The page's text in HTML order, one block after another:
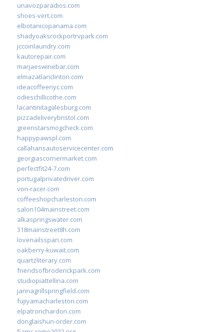
unavozparadios.com
shoes-vert.com
elbotanicopanama.com
shadyoaksrockportrvpark.com
jccoinlaundry.com
kautorepair.com
marjaeswinebar.com
elmazatlanclinton.com
ideacoffeenyc.com
odieschillicothe.com
lacantinitagalesburg.com
pizzadeliverybristol.com
greenstarsmogcheck.com
happypawspl.com
callahansautoservicecenter.com
georgiascornermarket.com
perfectfit24-7.com
portugalprivatedriver.com
von-racer.com
coffeeshopcharleston.com
salon104mainstreet.com
alkaspringswater.com
318mainstreet8h.com
lovenailsspari.com
oakberry-kuwait.com
quartzliterary.com
friendsofbroderickpark.com
studiopiattellina.com
jannagrillspringfield.com
fujiyamacharleston.com
elpatronchardon.com
donglaishun-order.com